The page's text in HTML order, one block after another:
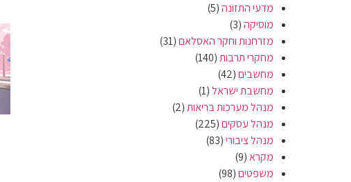
מדעי התזונה(5)
מוסיקה(3)
מזרחנות וחקר האסלאם(31)
מחקרי תרבות(140)
מחשבים(42)
מחשבת ישראל(1)
מנהל מערכות בריאות(2)
מנהל עסקים(225)
מנהל ציבורי(83)
מקרא(9)
משפטים(98)